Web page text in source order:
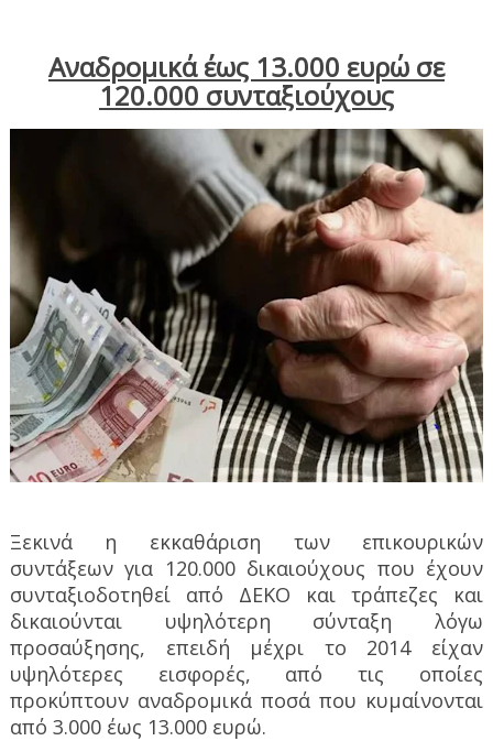
Αναδρομικά έως 13.000 ευρώ σε
120.000 συνταξιούχους
Ξεκινά η εκκαθάριση των επικουρικών
συντάξεων για 120.000 δικαιούχους που έχουν
συνταξιοδοτηθεί από ΔΕΚΟ και τράπεζες και
δικαιούνται υψηλότερη σύνταξη λόγω
προσαύξησης, επειδή μέχρι το 2014 είχαν
υψηλότερες εισφορές, από τις οποίες
προκύπτουν αναδρομικά ποσά που κυμαίνονται
από 3.000 έως 13.000 ευρώ.